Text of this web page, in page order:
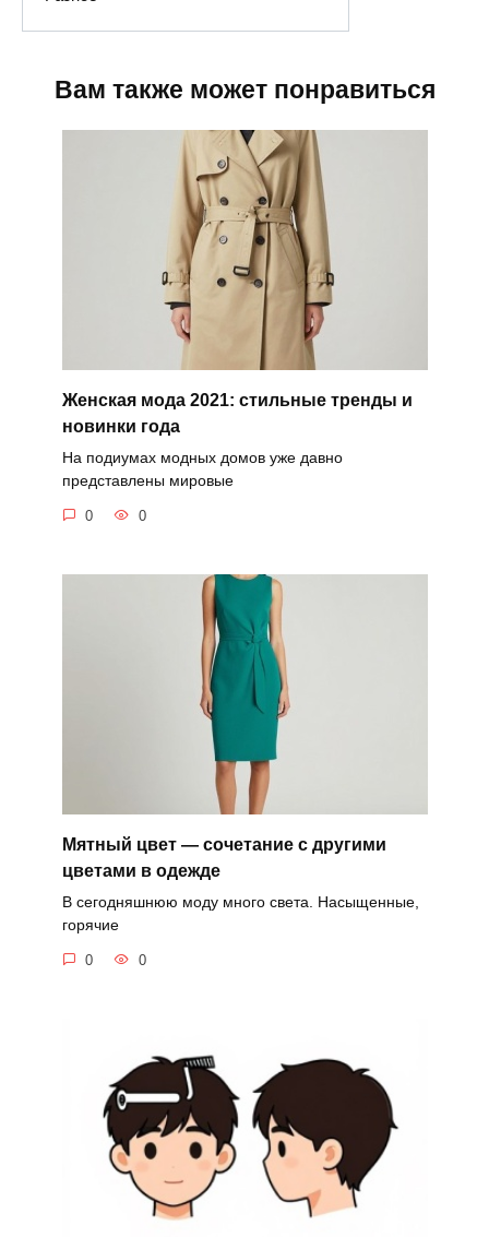
Вам также может понравиться
Женская мода 2021: стильные тренды и
новинки года
На подиумах модных домов уже давно
представлены мировые
0 0
Мятный цвет — сочетание с другими
цветами в одежде
В сегодняшнюю моду много света. Насыщенные,
горячие
0 0